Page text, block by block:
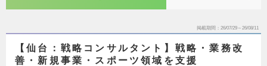
掲載期間 26/07/29～26/08/11
【仙台：戦略コンサルタント】戦略・業務改
善・新規事業・スポーツ領域を支援